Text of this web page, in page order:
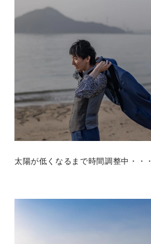
太陽が低くなるまで時間調整中・・・